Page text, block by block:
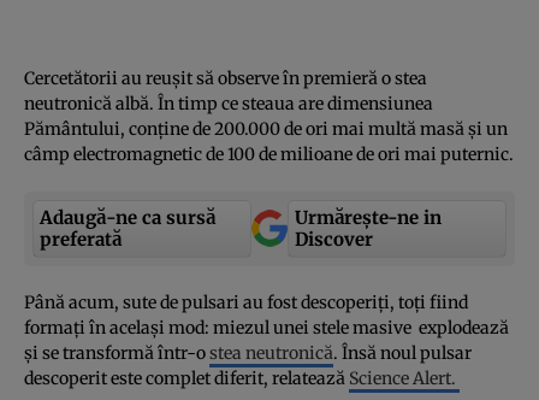
Cercetătorii au reuşit să observe în premieră o stea
neutronică albă. În timp ce steaua are dimensiunea
Pământului, conţine de 200.000 de ori mai multă masă şi un
câmp electromagnetic de 100 de milioane de ori mai puternic.
Adaugă-ne ca sursă
preferată
Urmărește-ne in
Discover
Până acum, sute de pulsari au fost descoperiţi, toţi fiind
formaţi în acelaşi mod: miezul unei stele masive explodează
şi se transformă într-ostea neutronică. Însă noul pulsar
descoperit este complet diferit, relatează Science Alert.